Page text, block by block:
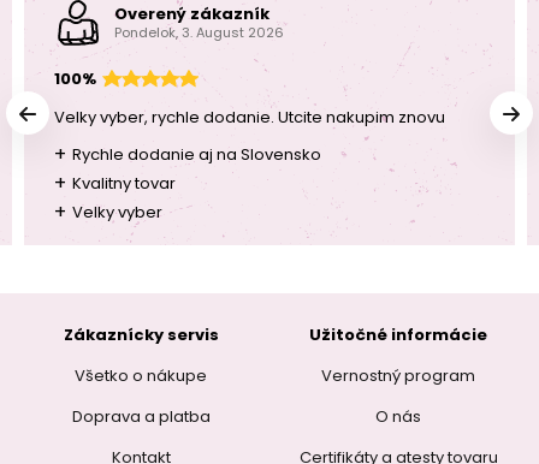
Overený zákazník
Pondelok, 3. August 2026
100%
Velky vyber, rychle dodanie. Utcite nakupim znovu
+ Rychle dodanie aj na Slovensko
+ Kvalitny tovar
+ Velky vyber
Zákaznícky servis
Všetko o nákupe
Doprava a platba
Kontakt
Užitočné informácie
Vernostný program
O nás
Certifikáty a atesty tovaru